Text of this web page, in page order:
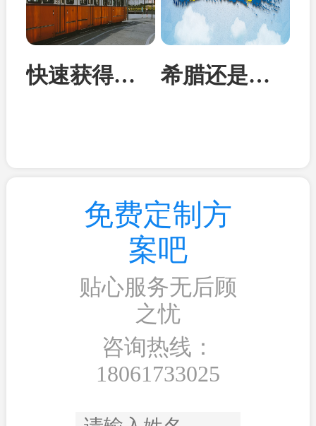
快速获得欧洲身份：匈牙利投资移民成为性价比首选 希腊还是马耳他？从身份到教育全面对比两国移民优势
免费定制方
案吧
贴心服务无后顾
之忧
咨询热线：
18061733025